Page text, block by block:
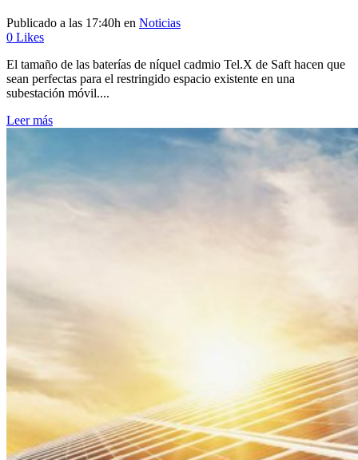
Publicado a las 17:40h en Noticias
0 Likes
El tamaño de las baterías de níquel cadmio Tel.X de Saft hacen que
sean perfectas para el restringido espacio existente en una
subestación móvil....
Leer más